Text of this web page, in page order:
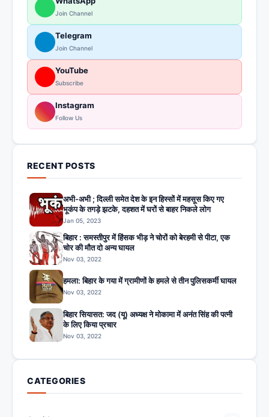
Join Channel
Telegram
Join Channel
YouTube
Subscribe
Instagram
Follow Us
RECENT POSTS
अभी-अभी ; दिल्ली समेत देश के इन हिस्सों में महसूस किए गए
भूकंप के तगड़े झटके, दहशत में घरों से बाहर निकले लोग
Jan 05, 2023
बिहार : समस्तीपुर में हिंसक भीड़ ने चोरों को बेरहमी से पीटा, एक
चोर की मौत दो अन्य घायल
Nov 03, 2022
हमला: बिहार के गया में ग्रामीणों के हमले से तीन पुलिसकर्मी घायल
Nov 03, 2022
बिहार सियासत: जद (यू) अध्यक्ष ने मोकामा में अनंत सिंह की पत्नी
के लिए किया प्रचार
Nov 03, 2022
CATEGORIES